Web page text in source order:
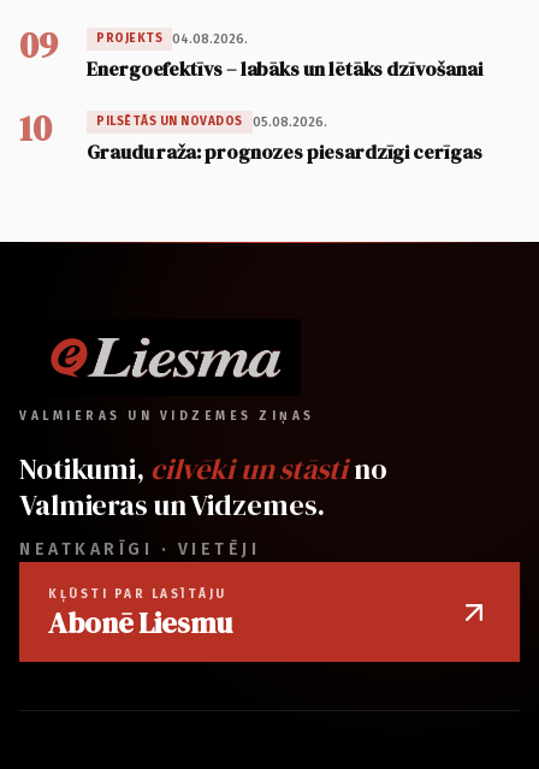
09 PROJEKTS 04.08.2026.
Energoefektīvs – labāks un lētāks dzīvošanai
10 PILSĒTĀS UN NOVADOS 05.08.2026.
Graudu raža: prognozes piesardzīgi cerīgas
VALMIERAS UN VIDZEMES ZIŅAS
Notikumi, cilvēki un stāstino
Valmieras un Vidzemes.
NEATKARĪGI · VIETĒJI
KĻŪSTI PAR LASĪTĀJU
Abonē Liesmu